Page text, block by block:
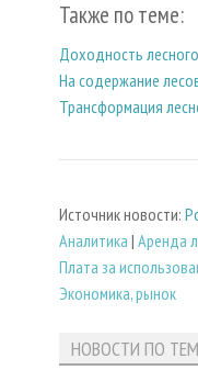
Также по теме:
Доходность
На содержание
Трансформация
Источник новости:
Аналитика | Аренда
Плата за
Экономика, рынок
НОВОСТИ ПО